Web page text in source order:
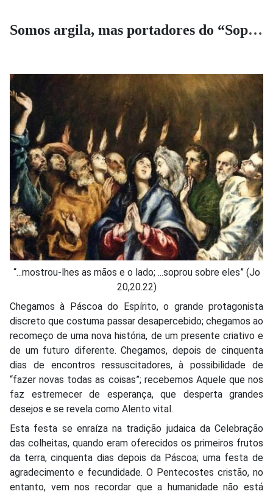
Somos argila, mas portadores do “Sopro vital”
“...mostrou-lhes as mãos e o lado; ...soprou sobre eles” (Jo
20,20.22)
Chegamos à Páscoa do Espírito, o grande protagonista
discreto que costuma passar desapercebido; chegamos ao
recomeço de uma nova história, de um presente criativo e
de um futuro diferente. Chegamos, depois de cinquenta
dias de encontros ressuscitadores, à possibilidade de
“fazer novas todas as coisas”; recebemos Aquele que nos
faz estremecer de esperança, que desperta grandes
desejos e se revela como Alento vital.
Esta festa se enraíza na tradição judaica da Celebração
das colheitas, quando eram oferecidos os primeiros frutos
da terra, cinquenta dias depois da Páscoa; uma festa de
agradecimento e fecundidade. O Pentecostes cristão, no
entanto, vem nos recordar que a humanidade não está